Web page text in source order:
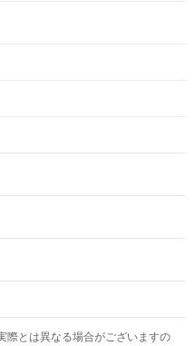
：装備あり
とは異なる場合がございますの